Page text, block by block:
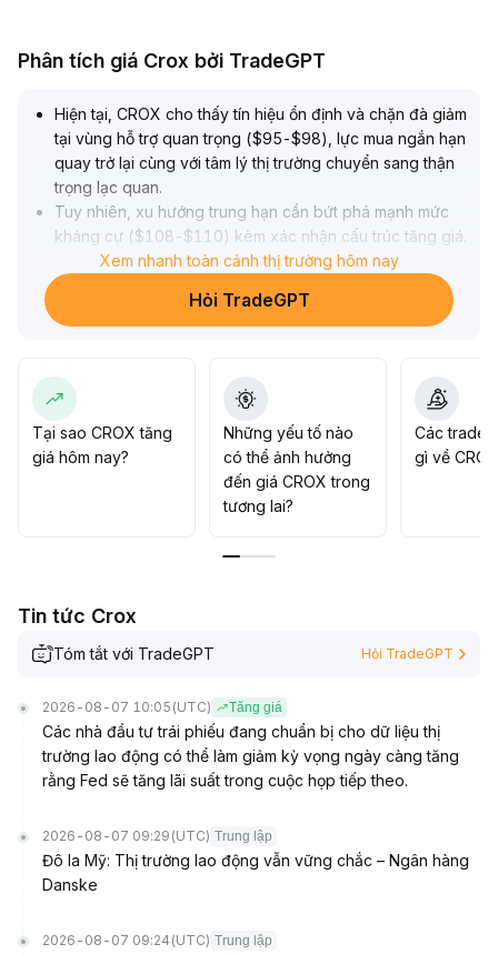
Phân tích giá Crox bởi TradeGPT
Hiện tại, CROX cho thấy tín hiệu ổn định và chặn đà giảm
tại vùng hỗ trợ quan trọng ($95-$98), lực mua ngắn hạn
quay trở lại cùng với tâm lý thị trường chuyển sang thận
trọng lạc quan.
Tuy nhiên, xu hướng trung hạn cần bứt phá mạnh mức
kháng cự ($108-$110) kèm xác nhận cấu trúc tăng giá
Khuyến nghị theo dõi liệu giá có thể đóng cửa ổn định
phía trên khu vực này cùng với các chỉ báo động lượng
đồng thuận tích cực; nếu bứt phá thành công có thể cân
Xem nhanh toàn cảnh thị trường hôm nay
Hỏi TradeGPT
Tại sao CROX tăng
giá hôm nay?
Những yếu tố nào
có thể ảnh hưởng
đến giá CROX trong
tương lai?
Các trader
gì về
Tin tức Crox
Tóm tắt với TradeGPT Hỏi TradeGPT
2026-08-07 10:05 (UTC) Tăng giá
Các nhà đầu tư trái phiếu đang chuẩn bị cho dữ liệu thị
trường lao động có thể làm giảm kỳ vọng ngày càng tăng
rằng Fed sẽ tăng lãi suất trong cuộc họp tiếp theo.
2026-08-07 09:29 (UTC) Trung lập
Đô la Mỹ: Thị trường lao động vẫn vững chắc – Ngân hàng
Danske
2026-08-07 09:24 (UTC) Trung lập